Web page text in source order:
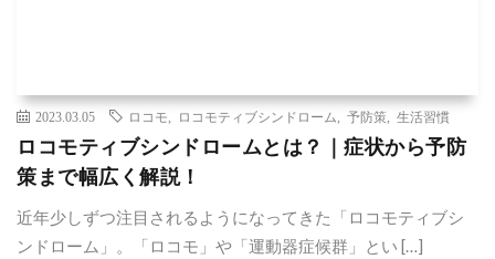
2023.03.05 ロコモ ロコモティブシンドローム 予防策 生活習慣
ロコモティブシンドロームとは？｜症状から予防
策まで幅広く解説！
近年少しずつ注目されるようになってきた「ロコモティブシ
ンドローム」。「ロコモ」や「運動器症候群」とい […]